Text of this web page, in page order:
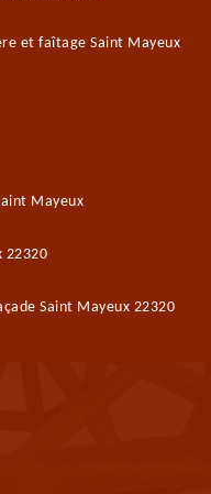
et faîtage Saint Mayeux
Mayeux
22320
Saint Mayeux 22320